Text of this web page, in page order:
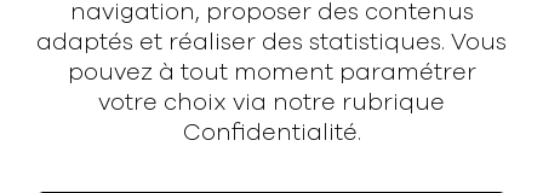
navigation, proposer des contenus
adaptés et réaliser des statistiques. Vous
pouvez à tout moment paramétrer
votre choix via notre rubrique
Confidentialité.
SubmitHub
Groover
À propos